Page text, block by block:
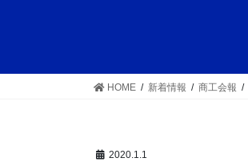
HOME 新着情報 商工会報
2020.1.1